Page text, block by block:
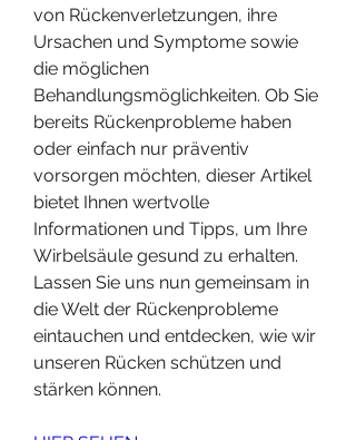
von Rückenverletzungen, ihre
Ursachen und Symptome sowie
die möglichen
Behandlungsmöglichkeiten. Ob Sie
bereits Rückenprobleme haben
oder einfach nur präventiv
vorsorgen möchten, dieser Artikel
bietet Ihnen wertvolle
Informationen und Tipps, um Ihre
Wirbelsäule gesund zu erhalten.
Lassen Sie uns nun gemeinsam in
die Welt der Rückenprobleme
eintauchen und entdecken, wie wir
unseren Rücken schützen und
stärken können.